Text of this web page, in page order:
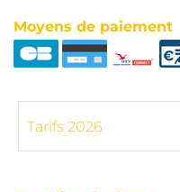
Moyens de paiement